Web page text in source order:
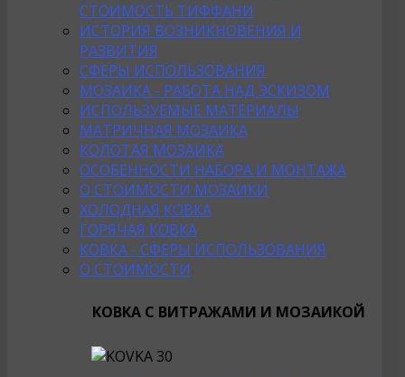
СТОИМОСТЬ ТИФФАНИ
ИСТОРИЯ ВОЗНИКНОВЕНИЯ И
РАЗВИТИЯ
СФЕРЫ ИСПОЛЬЗОВАНИЯ
МОЗАИКА - РАБОТА НАД ЭСКИЗОМ
ИСПОЛЬЗУЕМЫЕ МАТЕРИАЛЫ
МАТРИЧНАЯ МОЗАИКА
КОЛОТАЯ МОЗАИКА
ОСОБЕННОСТИ НАБОРА И МОНТАЖА
О СТОИМОСТИ МОЗАИКИ
ХОЛОДНАЯ КОВКА
ГОРЯЧАЯ КОВКА
КОВКА - СФЕРЫ ИСПОЛЬЗОВАНИЯ
О СТОИМОСТИ
КОВКА С ВИТРАЖАМИ И МОЗАИКОЙ